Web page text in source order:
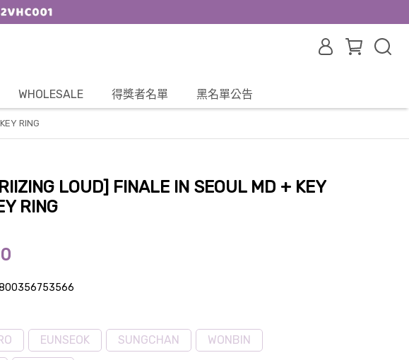
WHOLESALE 得獎者名單 黑名單公告
RING
LOUD] FINALE IN SEOUL MD + KEY
RING
EUNSEOK SUNGCHAN WONBIN